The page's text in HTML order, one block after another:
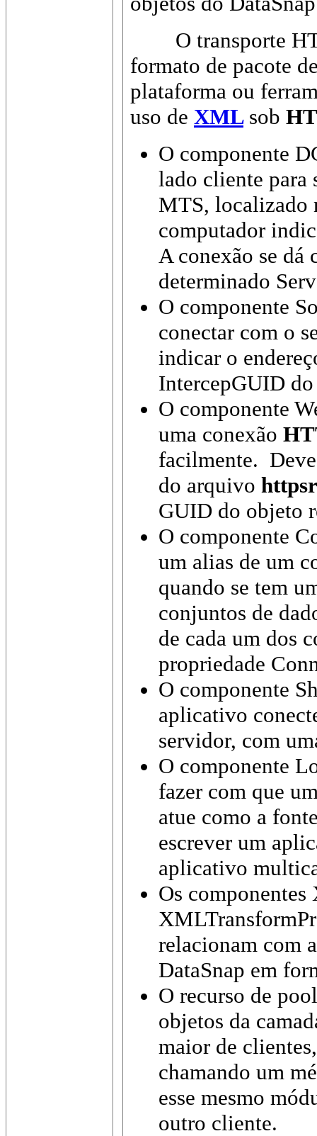
O transporte
formato de pacote
plataforma ou
uso de XML sob
O componente
lado cliente para
MTS, localizado
computador
A conexão se dá
determinado
O componente
conectar com o
indicar o
IntercepGUID
O componente
uma conexão
facilmente.
do arquivo
GUID do objeto
O componente
um alias de um
quando se tem
conjuntos de
de cada um dos
propriedade
O componente
aplicativo
servidor, com
O componente
fazer com que
atue como a
escrever um
aplicativo
Os
relacionam com
DataSnap em
O recurso de
objetos da
maior de
chamando um
esse mesmo
outro cliente.